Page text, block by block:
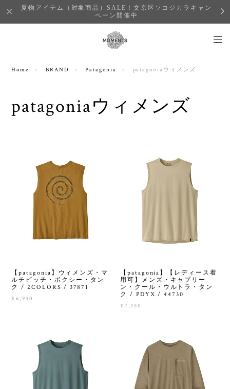
夏物アイテム（対象商品）SALE！文京区ソコジカラキャン
ペーン開催中
Home BRAND Patagonia patagoniaウィメンズ
patagoniaウィメンズ
【patagonia】ウィメンズ・マ
ルチピッチ・ボクシー・タン
ク / 2COLORS / 37871
¥6,930
【patagonia】【レディース着
用可】メンズ・キャプリー
ン・クール・ウルトラ・タン
ク / PDYX / 44730
¥7,150